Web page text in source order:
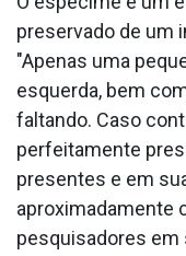
preservado de um
"Apenas uma
esquerda, bem
faltando. Caso
perfeitamente
presentes e em
aproximadamente
pesquisadores em